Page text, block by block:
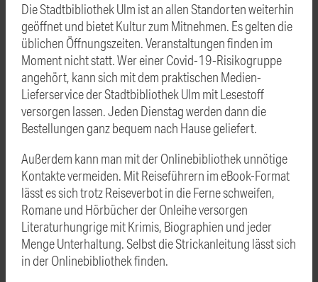
Die Stadtbibliothek Ulm ist an allen Standorten weiterhin
geöffnet und bietet Kultur zum Mitnehmen. Es gelten die
üblichen Öffnungszeiten. Veranstaltungen finden im
Moment nicht statt. Wer einer Covid-19-Risikogruppe
angehört, kann sich mit dem praktischen Medien-
Lieferservice der Stadtbibliothek Ulm mit Lesestoff
versorgen lassen. Jeden Dienstag werden dann die
Bestellungen ganz bequem nach Hause geliefert.
Außerdem kann man mit der Onlinebibliothek unnötige
Kontakte vermeiden. Mit Reiseführern im eBook-Format
lässt es sich trotz Reiseverbot in die Ferne schweifen,
Romane und Hörbücher der Onleihe versorgen
Literaturhungrige mit Krimis, Biographien und jeder
Menge Unterhaltung. Selbst die Strickanleitung lässt sich
in der Onlinebibliothek finden.